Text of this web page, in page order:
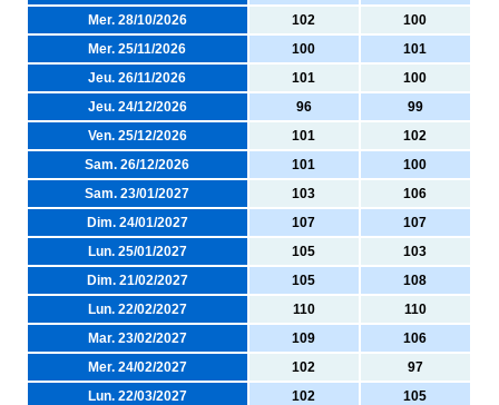
Mer. 28/10/2026
102
100
Mer. 25/11/2026
100
101
Jeu. 26/11/2026
101
100
Jeu. 24/12/2026
96
99
Ven. 25/12/2026
101
102
Sam. 26/12/2026
101
100
Sam. 23/01/2027
103
106
Dim. 24/01/2027
107
107
Lun. 25/01/2027
105
103
Dim. 21/02/2027
105
108
Lun. 22/02/2027
110
110
Mar. 23/02/2027
109
106
Mer. 24/02/2027
102
97
Lun. 22/03/2027
102
105